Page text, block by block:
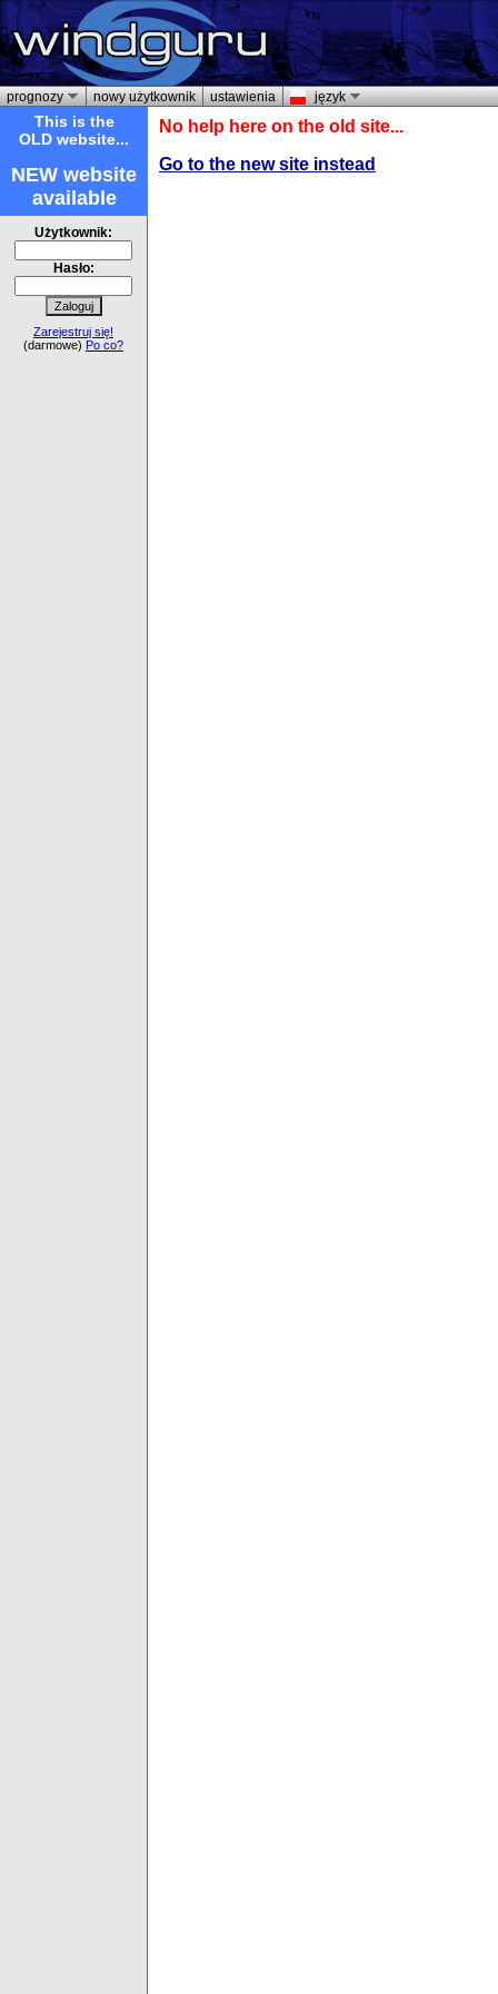
prognozy nowy użytkownik ustawienia język
This is the
OLD website...
NEW website
available
Użytkownik:
Hasło:
Zarejestruj się!
(darmowe) Po co?
No help here on the old site...
Go to the new site instead